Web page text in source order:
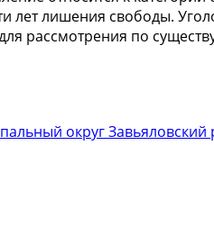
лет лишения свободы.
рассмотрения по
округ Завьяловский